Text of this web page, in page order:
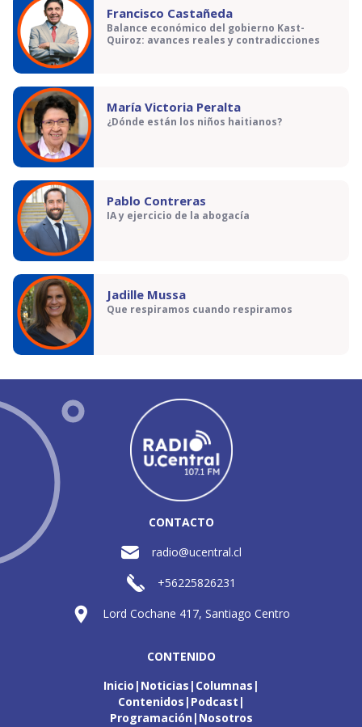
Francisco Castañeda
Balance económico del gobierno Kast-
Quiroz: avances reales y contradicciones
María Victoria Peralta
¿Dónde están los niños haitianos?
Pablo Contreras
IA y ejercicio de la abogacía
Jadille Mussa
Que respiramos cuando respiramos
CONTACTO
radio@ucentral.cl
+56225826231
Lord Cochane 417, Santiago Centro
CONTENIDO
Inicio Noticias Columnas
Contenidos Podcast
Programación Nosotros